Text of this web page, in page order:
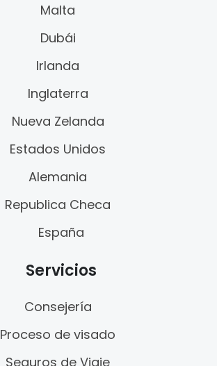
Malta
Dubái
Irlanda
Inglaterra
Nueva Zelanda
Estados Unidos
Alemania
Republica Checa
España
Servicios
Consejería
Proceso de visado
Seguros de Viaje